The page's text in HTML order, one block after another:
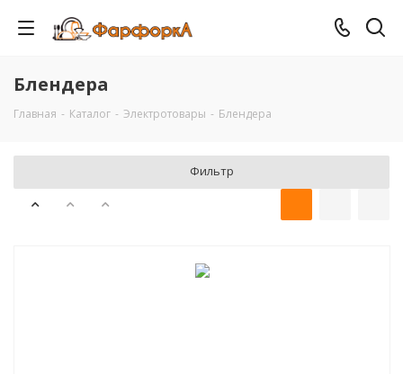
Блендера
Главная - Каталог - Электротовары - Блендера
Фильтр